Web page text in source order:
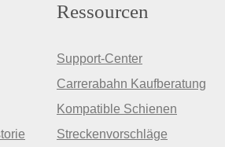
Ressourcen
Support-Center
Carrerabahn Kaufberatung
Kompatible Schienen
Streckenvorschläge